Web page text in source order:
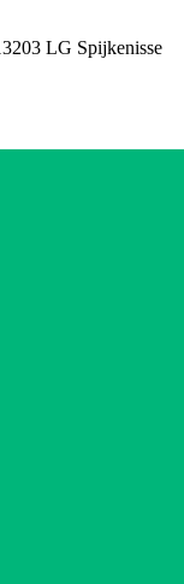
3203 LG Spijkenisse